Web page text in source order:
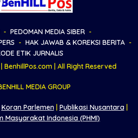
PEDOMAN MEDIA SIBER
HAK JAWAB & KOREKSI BERITA
ETIK JURNALIS
| All Right Reserved
MEDIA GROUP
Koran Parlemen| Publikasi Nusantara|
Masyarakat Indonesia (PHMI)